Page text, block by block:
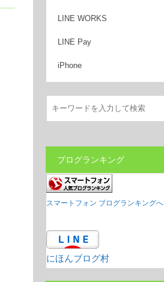
LINE WORKS
LINE Pay
iPhone
ブログランキング
スマートフォン ブログランキングへ
にほんブログ村